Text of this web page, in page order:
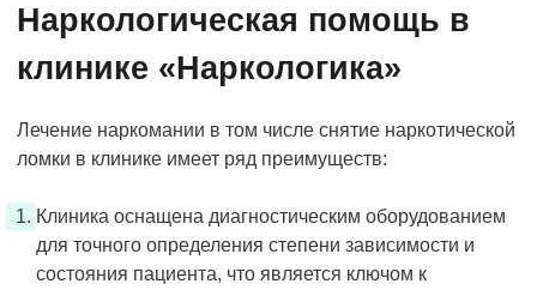
Наркологическая помощь в
клинике «Наркологика»
Лечение наркомании в том числе снятие наркотической
ломки в клинике имеет ряд преимуществ:
Клиника оснащена диагностическим оборудованием
для точного определения степени зависимости и
состояния пациента, что является ключом к